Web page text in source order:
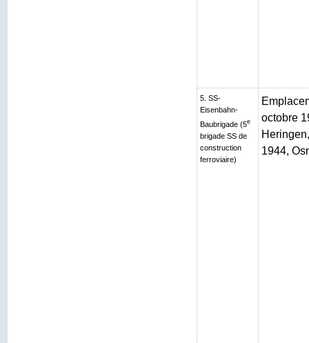
5. SS-
Eisenbahn-
Baubrigade (5e
brigade SS de
construction
ferroviaire)
octobre
1944,